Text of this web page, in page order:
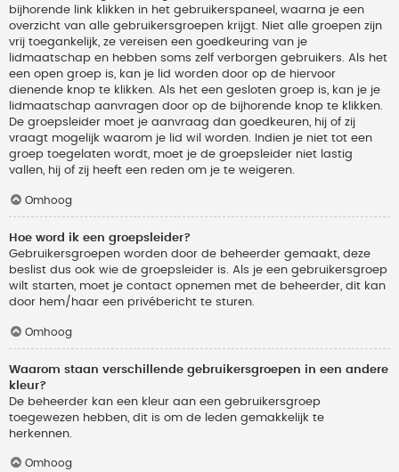
bijhorende link klikken in het gebruikerspaneel, waarna je een
overzicht van alle gebruikersgroepen krijgt. Niet alle groepen zijn
vrij toegankelijk, ze vereisen een goedkeuring van je
lidmaatschap en hebben soms zelf verborgen gebruikers. Als het
een open groep is, kan je lid worden door op de hiervoor
dienende knop te klikken. Als het een gesloten groep is, kan je je
lidmaatschap aanvragen door op de bijhorende knop te klikken.
De groepsleider moet je aanvraag dan goedkeuren, hij of zij
vraagt mogelijk waarom je lid wil worden. Indien je niet tot een
groep toegelaten wordt, moet je de groepsleider niet lastig
vallen, hij of zij heeft een reden om je te weigeren.
Omhoog
Hoe word ik een groepsleider?
Gebruikersgroepen worden door de beheerder gemaakt, deze
beslist dus ook wie de groepsleider is. Als je een gebruikersgroep
wilt starten, moet je contact opnemen met de beheerder, dit kan
door hem/haar een privébericht te sturen.
Omhoog
Waarom staan verschillende gebruikersgroepen in een andere
kleur?
De beheerder kan een kleur aan een gebruikersgroep
toegewezen hebben, dit is om de leden gemakkelijk te
herkennen.
Omhoog